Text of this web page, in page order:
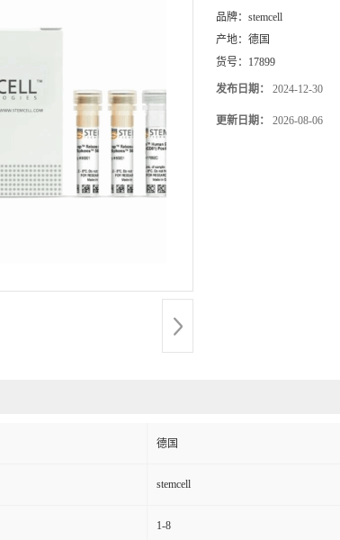
品牌： stemcell
产地： 德国
货号： 17899
发布日期： 2024-12-30
更新日期： 2026-08-06
德国
stemcell
1-8